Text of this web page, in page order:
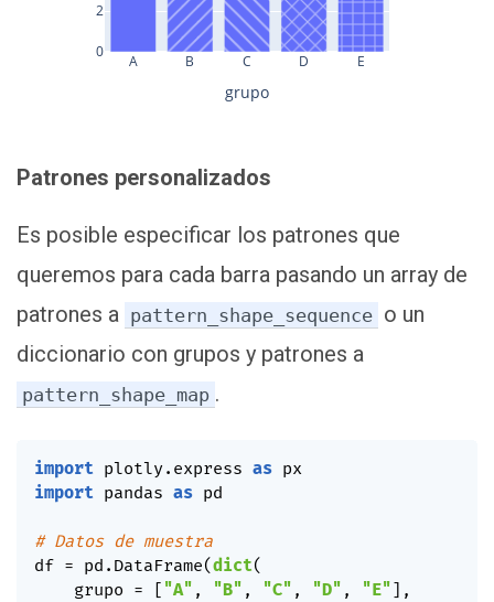
A B C D E
0
2
grupo
Patrones personalizados
Es posible especificar los patrones que
queremos para cada barra pasando un array de
patrones a pattern_shape_sequence o un
diccionario con grupos y patrones a
pattern_shape_map .
import plotly. express as
import pandas as pd
# Datos de muestra
df = pd . DataFrame(dict(
    grupo
= [ "A" , "B" , "C" , "D" , "E"] ,